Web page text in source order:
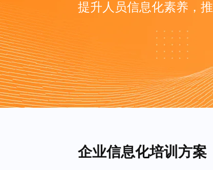
提升人员信息化素养，
企业信息化培训方案